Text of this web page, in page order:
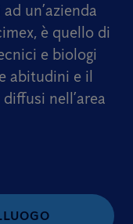
un’azienda
è quello di
e biologi
abitudini e il
nell’area